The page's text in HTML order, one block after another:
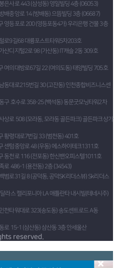
은사로 443 (삼성동) 영일빌딩 4층 (06053)
배중앙로 14 (방배동) 으뜸빌딩 3층 (06687)
영등포로 200 (영등포동4가) 우리은행 건물 3층
로9길68 대륭포스트타워5차203호
산디지털2로 98 (가산동) IT캐슬 2동 309호
여의대방로67길 22 (여의도동) 태양빌딩 705호
동대로215번길 30 (고잔동) 인천종합비즈니스센
구 호수로 358-25 (백석동) 동문굿모닝타워2차
상로 508 (모라동, 모라동 골든파크) 골든파크상가
황령대로7번길 33 (범천동) 401호
센텀중앙로 48 (우동) 에스하이테크1311호
동천로 116 (전포동) 한신밴오피스텔1011호
로 486-1 (용전동) 2층 (34543)
범로31길 8 (공덕동, 공덕SK리더스뷰) Sk리더스
라스 캘리포니아 LA 애틀란타 내시빌(테네시주)
천타워대로 323(송도동) 송도센트로드 A동
로 15-1 (삼산동) 삼산동 3층 안세울산
reserved.